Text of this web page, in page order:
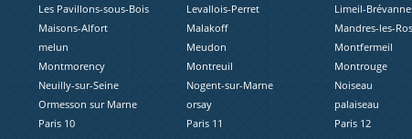
Les Pavillons-sous-Bois Levallois-Perret Limeil-
Maisons-Alfort Malakoff Mandres-les-
melun Meudon Montfermeil
Montmorency Montreuil Montrouge
Neuilly-sur-Seine Nogent-sur-Marne Noiseau
Ormesson sur Marne orsay palaiseau
Paris 10 Paris 11 Paris 12